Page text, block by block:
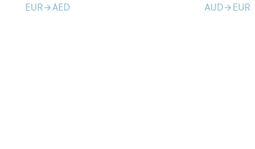
EURarrow_forwardAED AUDarrow_forward EUR